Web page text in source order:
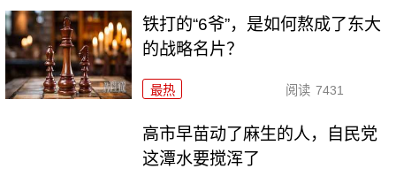
铁打的“6爷”，是如何熬成了东大
的战略名片？
最热 阅读 7431
高市早苗动了麻生的人，自民党
这潭水要搅浑了